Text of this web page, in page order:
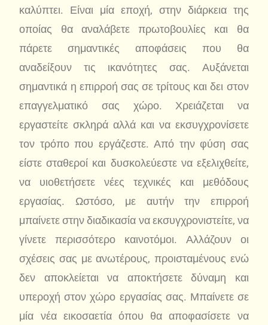
καλύπτει. Είναι μία εποχή, στην διάρκεια της
οποίας θα αναλάβετε πρωτοβουλίες και θα
πάρετε σημαντικές αποφάσεις που θα
αναδείξουν τις ικανότητες σας. Αυξάνεται
σημαντικά η επιρροή σας σε τρίτους και δει στον
επαγγελματικό σας χώρο. Χρειάζεται να
εργαστείτε σκληρά αλλά και να εκσυγχρονίσετε
τον τρόπο που εργάζεστε. Από την φύση σας
είστε σταθεροί και δυσκολεύεστε να εξελιχθείτε,
να υιοθετήσετε νέες τεχνικές και μεθόδους
εργασίας. Ωστόσο, με αυτήν την επιρροή
μπαίνετε στην διαδικασία να εκσυγχρονιστείτε, να
γίνετε περισσότερο καινοτόμοι. Αλλάζουν οι
σχέσεις σας με ανωτέρους, προισταμένους ενώ
δεν αποκλείεται να αποκτήσετε δύναμη και
υπεροχή στον χώρο εργασίας σας. Μπαίνετε σε
μία νέα εικοσαετία όπου θα αποφασίσετε να